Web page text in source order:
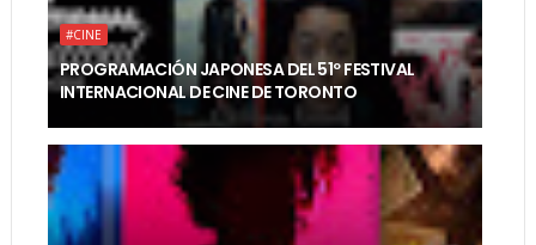
#CINE
PROGRAMACIÓN JAPONESA DEL 51º FESTIVAL
INTERNACIONAL DE CINE DE TORONTO